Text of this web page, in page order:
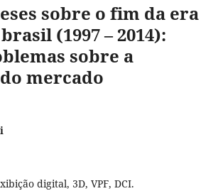
sobre o fim da era
(1997 – 2014):
sobre a
mercado
digital, 3D, VPF, DCI.